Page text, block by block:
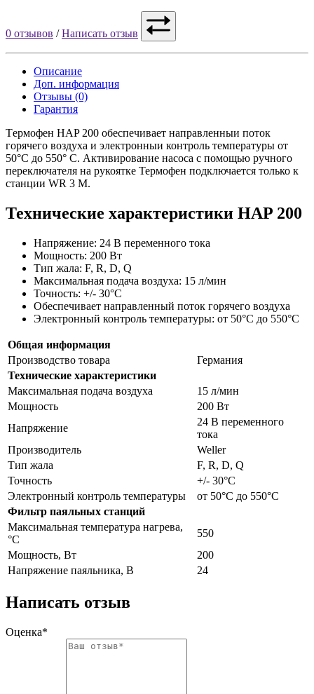
0 отзывов /Написать отзыв
Описание
Доп. информация
Отзывы (0)
Гарантия
Tермофен HAP 200 обеспечивает направленныи поток
горячего воздуха и электронныи контроль температуры от
50°C до 550° C. Активирование насоса с помощью ручного
переключателя на рукоятке Термофен подключается только к
станции WR 3 M.
Технические характеристики HAP 200
Напряжение: 24 В переменного тока
Мощность: 200 Вт
Тип жала: F, R, D, Q
Максимальная подача воздуха: 15 л/мин
Точность: +/- 30°C
Обеспечивает направленный поток горячего воздуха
Электронный контроль температуры: от 50°C до 550°C
Общая информация
Производство товара
Германия
Технические характеристики
Максимальная подача воздуха
15 л/мин
Мощность
200 Вт
Напряжение
24 В переменного
тока
Производитель
Weller
Тип жала
F, R, D, Q
Точность
+/- 30°C
Электронный контроль температуры
от 50°C до 550°C
Фильтр паяльных станций
Максимальная температура нагрева,
°C
550
Мощность, Вт
200
Напряжение паяльника, В
24
Написать отзыв
Оценка*